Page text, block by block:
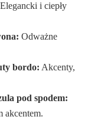
Elegancki i ciepły
Odważne
bordo: Akcenty,
pod spodem:
akcentem.